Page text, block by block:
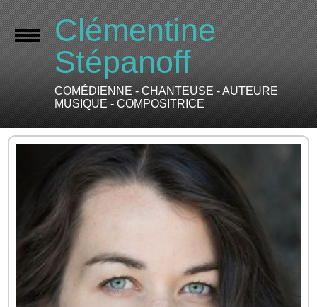
Clémentine
Stépanoff
COMÉDIENNE - CHANTEUSE - AUTEURE
MUSIQUE - COMPOSITRICE